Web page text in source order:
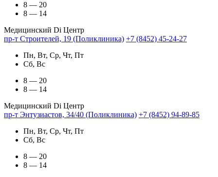
8 — 20
8 — 14
Медицинский Di Центр
пр-т Строителей, 19 (Поликлиника) +7 (8452) 45-24-27
Пн, Вт, Ср, Чт, Пт
Сб, Вс
8 — 20
8 — 14
Медицинский Di Центр
пр-т Энтузиастов, 34/40 (Поликлиника) +7 (8452) 94-89-85
Пн, Вт, Ср, Чт, Пт
Сб, Вс
8 — 20
8 — 14